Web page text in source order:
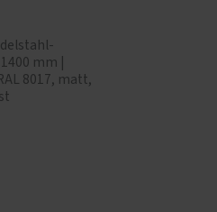
mm |
8017, matt,